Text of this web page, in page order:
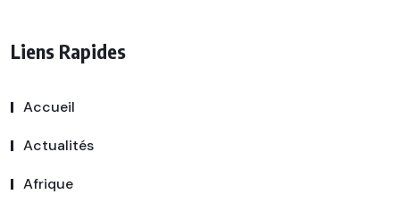
Liens Rapides
Accueil
Actualités
Afrique